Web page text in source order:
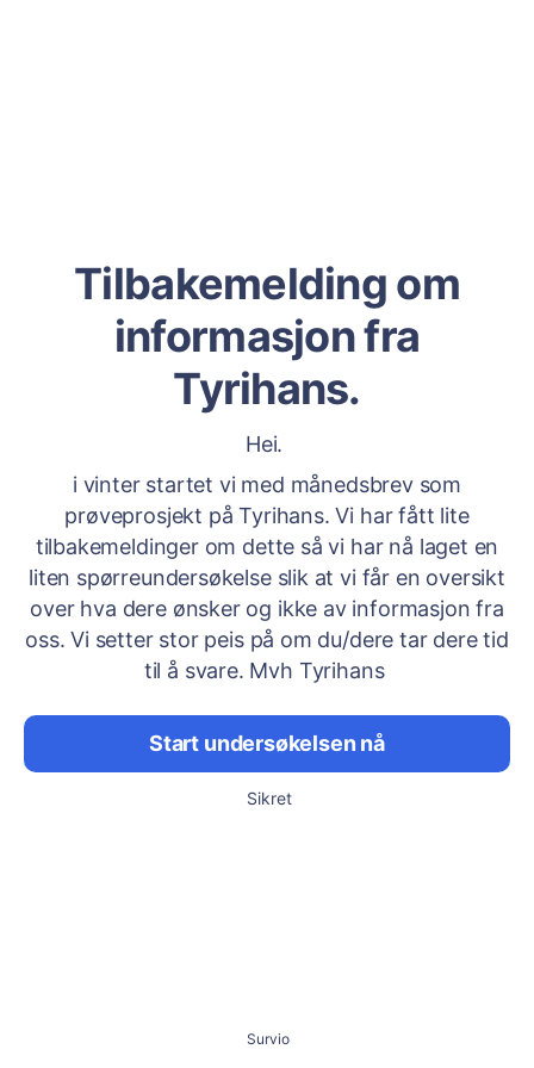
Tilbakemelding om
informasjon fra
Tyrihans.
Hei.
i vinter startet vi med månedsbrev som
prøveprosjekt på Tyrihans. Vi har fått lite
tilbakemeldinger om dette så vi har nå laget en
liten spørreundersøkelse slik at vi får en oversikt
over hva dere ønsker og ikke av informasjon fra
oss. Vi setter stor peis på om du/dere tar dere tid
til å svare. Mvh Tyrihans
Start undersøkelsen nå
Sikret
Survio